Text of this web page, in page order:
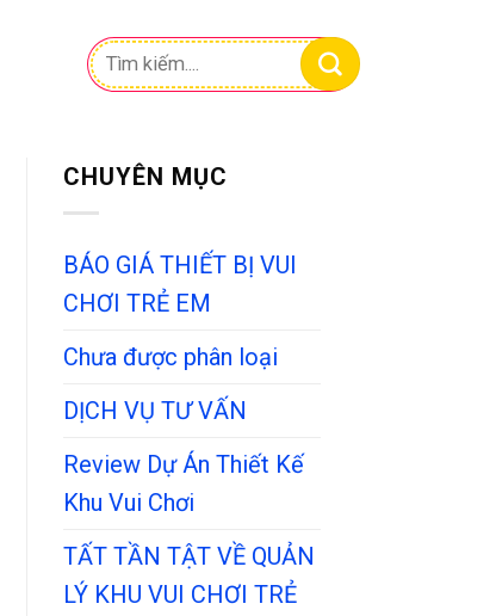
Tìm
kiếm:
CHUYÊN MỤC
BÁO GIÁ THIẾT BỊ VUI
CHƠI TRẺ EM
Chưa được phân loại
DỊCH VỤ TƯ VẤN
Review Dự Án Thiết Kế
Khu Vui Chơi
TẤT TẦN TẬT VỀ QUẢN
LÝ KHU VUI CHƠI TRẺ